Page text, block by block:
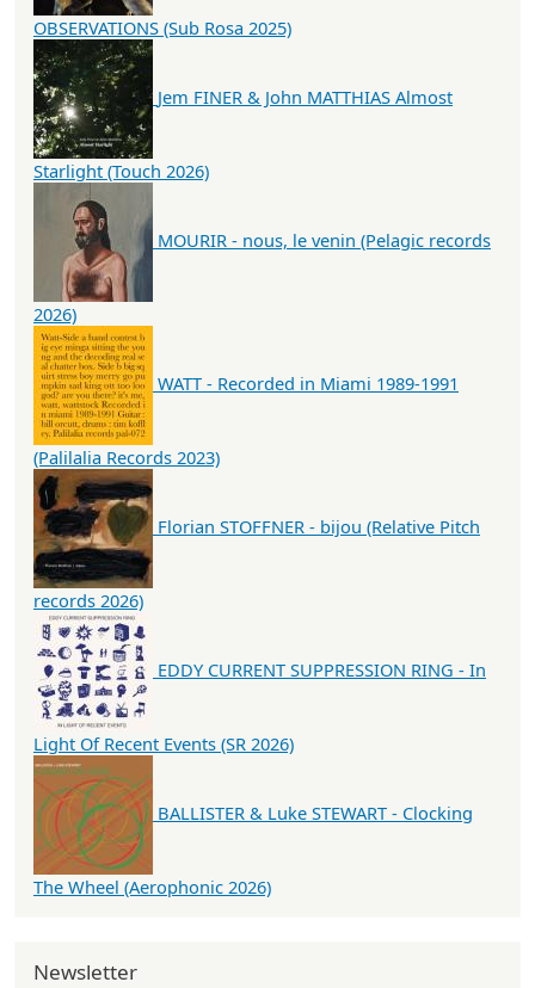
OBSERVATIONS (Sub Rosa 2025)
Jem FINER & John MATTHIAS Almost
Starlight (Touch 2026)
MOURIR - nous, le venin (Pelagic records
2026)
WATT - Recorded in Miami 1989-1991
(Palilalia Records 2023)
Florian STOFFNER - bijou (Relative Pitch
records 2026)
EDDY CURRENT SUPPRESSION RING - In
Light Of Recent Events (SR 2026)
BALLISTER & Luke STEWART - Clocking
The Wheel (Aerophonic 2026)
Newsletter